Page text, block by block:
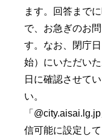
ます。回答まで
で、お急ぎのお
す。なお、閉庁
始）にいただい
日に確認させて
い。
「
信可能に設定して